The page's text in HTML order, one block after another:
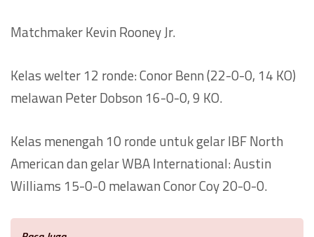
Matchmaker Kevin Rooney Jr.
Kelas welter 12 ronde: Conor Benn (22-0-0, 14 KO)
melawan Peter Dobson 16-0-0, 9 KO.
Kelas menengah 10 ronde untuk gelar IBF North
American dan gelar WBA International: Austin
Williams 15-0-0 melawan Conor Coy 20-0-0.